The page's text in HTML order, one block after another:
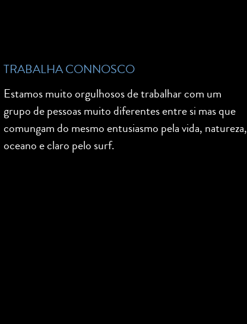
TRABALHA CONNOSCO
Estamos muito orgulhosos de trabalhar com um
grupo de pessoas muito diferentes entre si mas que
comungam do mesmo entusiasmo pela vida, natureza,
oceano e claro pelo surf.